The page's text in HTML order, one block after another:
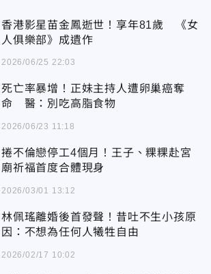
香港影星苗金鳳逝世！享年81歲 《女
人俱樂部》成遺作
2026/06/25 22:03
死亡率暴增！正妹主持人遭卵巢癌奪
命 醫：別吃高脂食物
2026/06/23 11:18
捲不倫戀停工4個月！王子、粿粿赴宮
廟祈福首度合體現身
2026/03/01 13:12
林佩瑤離婚後首發聲！昔吐不生小孩原
因：不想為任何人犧牲自由
2026/02/17 10:02